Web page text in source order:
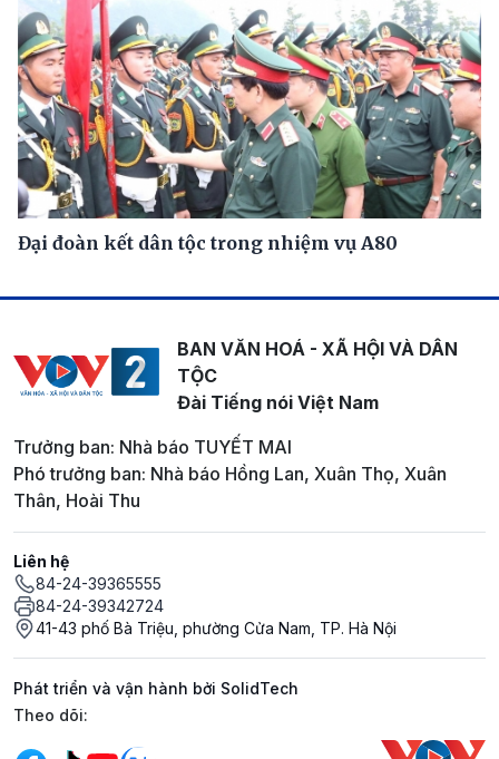
Đại đoàn kết dân tộc trong nhiệm vụ A80
BAN VĂN HOÁ - XÃ HỘI VÀ DÂN
TỘC
Đài Tiếng nói Việt Nam
Trưởng ban: Nhà báo TUYẾT MAI
Phó trưởng ban: Nhà báo Hồng Lan, Xuân Thọ, Xuân
Thân, Hoài Thu
Liên hệ
84-24-39365555
84-24-39342724
41-43 phố Bà Triệu, phường Cửa Nam, TP. Hà Nội
Phát triển và vận hành bởi SolidTech
Mạng xã hội
Theo dõi: